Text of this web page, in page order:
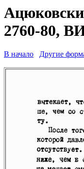
2760-80,
В начало Другие